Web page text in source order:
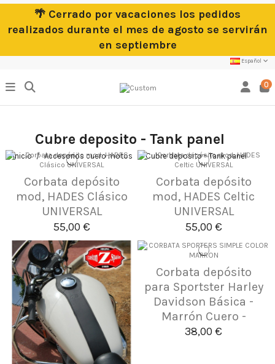
🌴 Cerrado por vacaciones los pedidos
realizados durante el mes de agosto se servirán
en septiembre
Español
0
Cubre deposito - Tank panel
Inicio Accesorios cuero motos Cubre deposito - Tank panel
Corbata depósito
mod, HADES Clásico
UNIVERSAL
55,00 €
Corbata depósito
mod, HADES Celtic
UNIVERSAL
55,00 €
Corbata depósito
para Sportster Harley
Davidson Básica -
Marrón Cuero -
38,00 €